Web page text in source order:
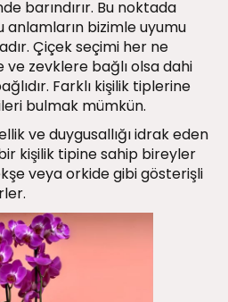
barındırır. Bu noktada
bizimle uyumu
Çiçek seçimi her ne
zevklere bağlı olsa dahi
Farklı kişilik tiplerine
bulmak mümkün.
ve duygusallığı idrak eden
kişilik tipine sahip bireyler
veya orkide gibi gösterişli